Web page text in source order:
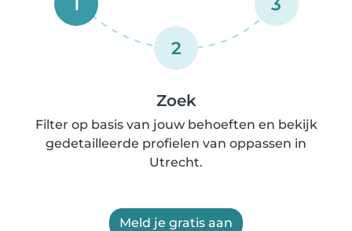
2
Zoek
Filter op basis van jouw behoeften en bekijk
gedetailleerde profielen van oppassen in
Utrecht.
Meld je gratis aan